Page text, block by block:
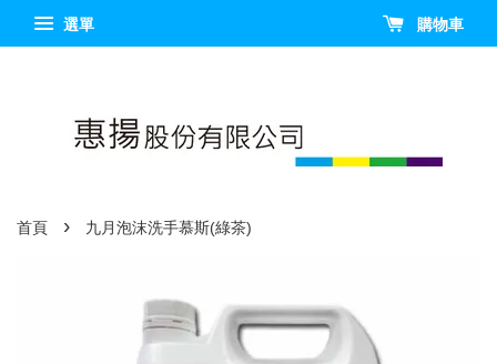
選單 購物車
首頁 › 九月泡沫洗手慕斯(綠茶)